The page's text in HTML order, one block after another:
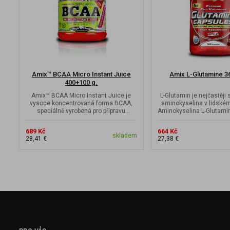
Amix™ BCAA Micro Instant Juice
400+100 g.
Amix™ BCAA Micro Instant Juice je
vysoce koncentrovaná forma BCAA,
speciálně vyrobená pro přípravu
689 Kč
28,41 € skladem
Amix L-Glutamine
L-Glutamin je nejčastěji
aminokyselina v
Aminokyselina L-
664 Kč
27,38 €